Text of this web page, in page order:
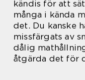
kändis för att
många i kända
det. Du kanske
missfärgats av
dålig
åtgärda det för